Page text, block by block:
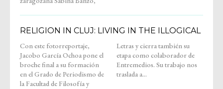
RELIGION IN CLUJ: LIVING IN THE ILLOGICAL
Con este fotorreportaje,
Jacobo García Ochoa pone el
broche final a su formación
en el Grado de Periodismo de
la Facultad de Filosofía y
Letras y cierra también su
etapa como colaborador de
Entremedios. Su trabajo nos
traslada a...